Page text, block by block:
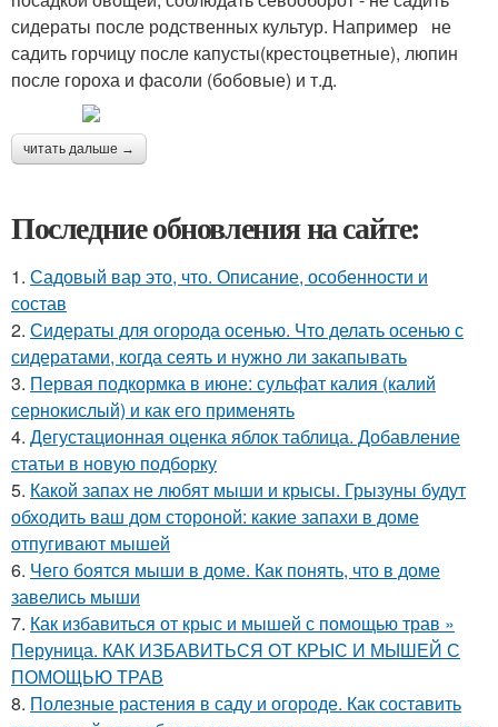
сидераты после родственных культур. Например не
садить горчицу после капусты(крестоцветные), люпин
после гороха и фасоли (бобовые) и т.д.
читать дальше →
Последние обновления на сайте:
1. Садовый вар это, что. Описание, особенности и
состав
2. Сидераты для огорода осенью. Что делать осенью с
сидератами, когда сеять и нужно ли закапывать
3. Первая подкормка в июне: сульфат калия (калий
сернокислый) и как его применять
4. Дегустационная оценка яблок таблица. Добавление
статьи в новую подборку
5. Какой запах не любят мыши и крысы. Грызуны будут
обходить ваш дом стороной: какие запахи в доме
отпугивают мышей
6. Чего боятся мыши в доме. Как понять, что в доме
завелись мыши
7. Как избавиться от крыс и мышей с помощью трав »
Перуница. КАК ИЗБАВИТЬСЯ ОТ КРЫС И МЫШЕЙ С
ПОМОЩЬЮ ТРАВ
8. Полезные растения в саду и огороде. Как составить